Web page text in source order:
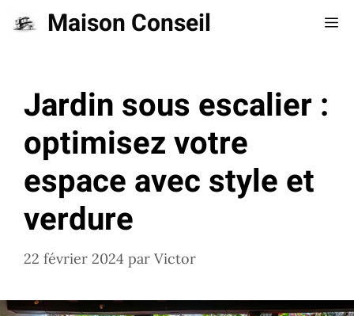
Aller
Maison Conseil
Jardin sous escalier :
optimisez votre
espace avec style et
verdure
22 février 2024 par Victor